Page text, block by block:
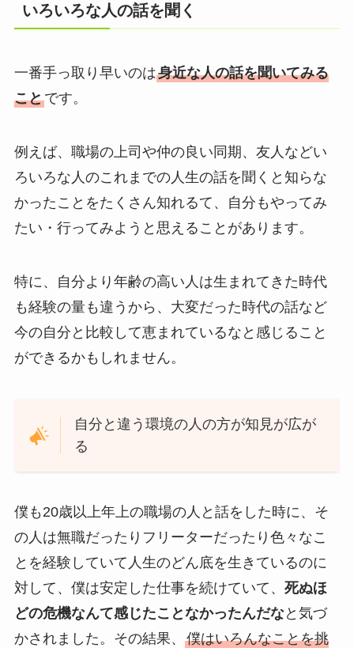
いろいろな人の話を聞く
一番手っ取り早いのは身近な人の話を聞いてみる
ことです。
例えば、職場の上司や仲の良い同期、友人などい
ろいろな人のこれまでの人生の話を聞くと知らな
かったことをたくさん知れるて、自分もやってみ
たい・行ってみようと思えることがあります。
特に、自分より年齢の高い人は生まれてきた時代
も経験の量も違うから、大変だった時代の話など
今の自分と比較して恵まれているなと感じること
ができるかもしれません。
自分と違う環境の人の方が知見が広が
る
僕も20歳以上年上の職場の人と話をした時に、そ
の人は無職だったりフリーターだったり色々なこ
とを経験していて人生のどん底を生きているのに
対して、僕は安定した仕事を続けていて、 死ぬほ
どの危機なんて感じたことなかったんだなと気づ
かされました。その結果、 僕はいろんなことを挑